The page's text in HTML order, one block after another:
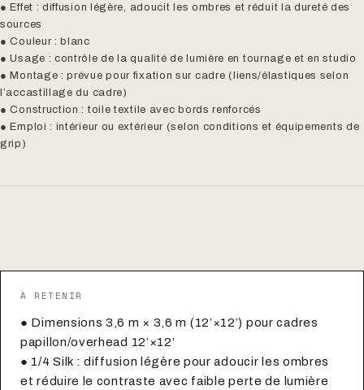
● Effet : diffusion légère, adoucit les ombres et réduit la dureté des
sources
● Couleur : blanc
● Usage : contrôle de la qualité de lumière en tournage et en studio
● Montage : prévue pour fixation sur cadre (liens/élastiques selon
l’accastillage du cadre)
● Construction : toile textile avec bords renforcés
● Emploi : intérieur ou extérieur (selon conditions et équipements de
grip)
À RETENIR
● Dimensions 3,6 m × 3,6 m (12’×12’) pour cadres
papillon/overhead 12’×12’
● 1/4 Silk : diffusion légère pour adoucir les ombres
et réduire le contraste avec faible perte de lumière